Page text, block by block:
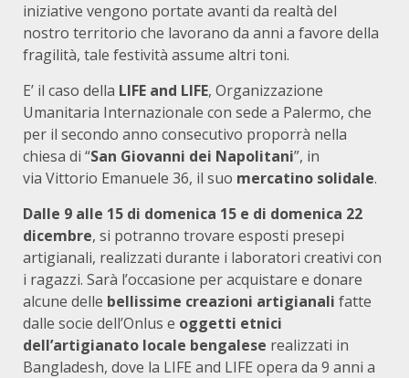
iniziative vengono portate avanti da realtà del
nostro territorio che lavorano da anni a favore della
fragilità, tale festività assume altri toni.
E’ il caso della LIFE and LIFE, Organizzazione
Umanitaria Internazionale con sede a Palermo, che
per il secondo anno consecutivo proporrà nella
chiesa di “San Giovanni dei Napolitani”, in
via Vittorio Emanuele 36, il suo mercatino solidale.
Dalle 9 alle 15 di domenica 15 e di domenica 22
dicembre, si potranno trovare esposti presepi
artigianali, realizzati durante i laboratori creativi con
i ragazzi. Sarà l’occasione per acquistare e donare
alcune delle bellissime creazioni artigianali fatte
dalle socie dell’Onlus e oggetti etnici
dell’artigianato locale bengalese realizzati in
Bangladesh, dove la LIFE and LIFE opera da 9 anni a